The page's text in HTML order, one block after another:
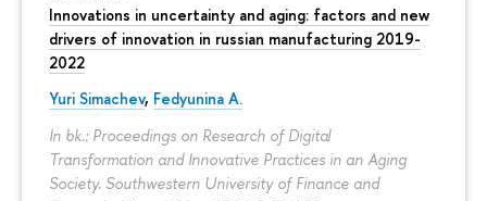
Innovations in uncertainty and aging: factors and new
drivers of innovation in russian manufacturing 2019-
2022
Yuri Simachev, Fedyunina A.
In bk.: Proceedings on Research of Digital
Transformation and Innovative Practices in an Aging
Society. Southwestern University of Finance and